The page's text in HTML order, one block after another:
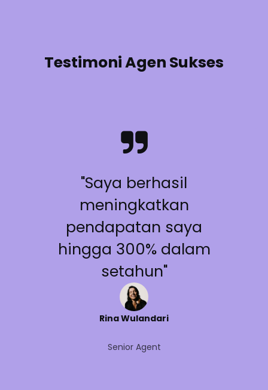
Testimoni Agen Sukses
"Saya berhasil
meningkatkan
pendapatan saya
hingga 300% dalam
setahun"
Rina Wulandari
Senior Agent